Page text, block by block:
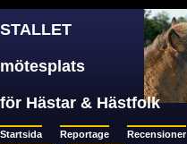
STALLET
mötesplats
för Hästar & Hästfolk
Startsida Reportage Recensioner